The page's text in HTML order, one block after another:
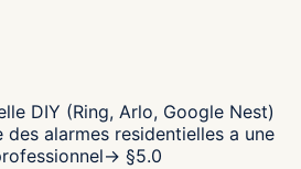
DIY (Ring, Arlo, Google Nest)
alarmes residentielles a une
→ §5.0